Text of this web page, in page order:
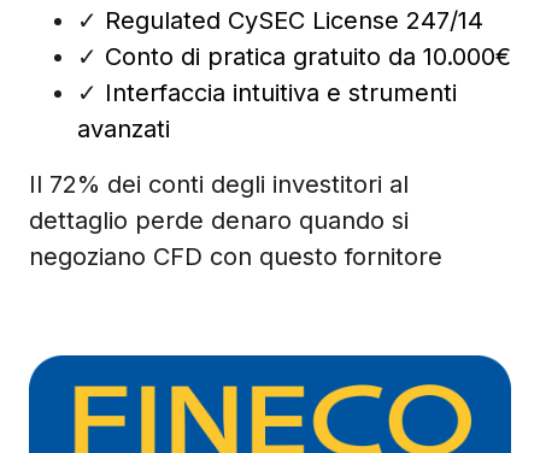
✓ Regulated CySEC License 247/14
✓ Conto di pratica gratuito da 10.000€
✓ Interfaccia intuitiva e strumenti
avanzati
Il 72% dei conti degli investitori al
dettaglio perde denaro quando si
negoziano CFD con questo fornitore